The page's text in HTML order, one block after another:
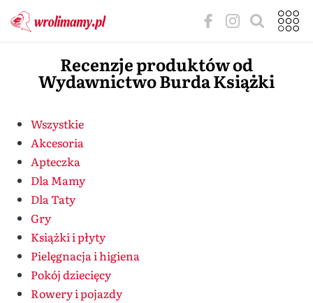
Recenzje produktów od
Wydawnictwo Burda Książki
Wszystkie
Akcesoria
Apteczka
Dla Mamy
Dla Taty
Gry
Książki i płyty
Pielęgnacja i higiena
Pokój dziecięcy
Rowery i pojazdy